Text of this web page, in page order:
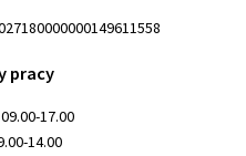
pracy
17.00
14.00